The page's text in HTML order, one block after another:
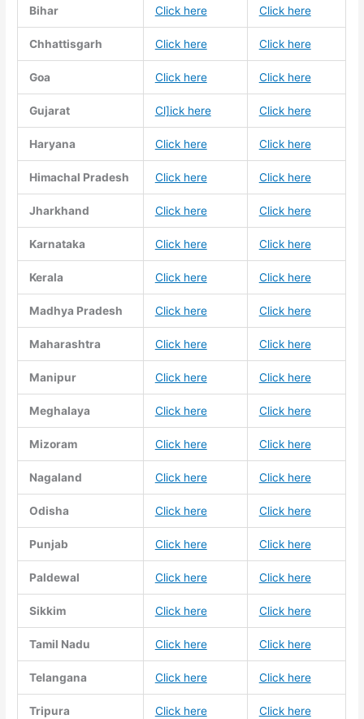
Bihar Click here Click here
Chhattisgarh Click here Click here
Goa Click here Click here
Gujarat Cl]ick here Click here
Haryana Click here Click here
Himachal Pradesh Click here Click here
Jharkhand Click here Click here
Karnataka Click here Click here
Kerala Click here Click here
Madhya Pradesh Click here Click here
Maharashtra Click here Click here
Manipur Click here Click here
Meghalaya Click here Click here
Mizoram Click here Click here
Nagaland Click here Click here
Odisha Click here Click here
Punjab Click here Click here
Paldewal Click here Click here
Sikkim Click here Click here
Tamil Nadu Click here Click here
Telangana Click here Click here
Tripura Click here Click here